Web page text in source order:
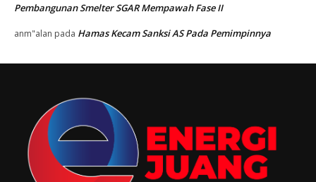
Pembangunan Smelter SGAR Mempawah Fase II
anm"alan pada Hamas Kecam Sanksi AS Pada Pemimpinnya